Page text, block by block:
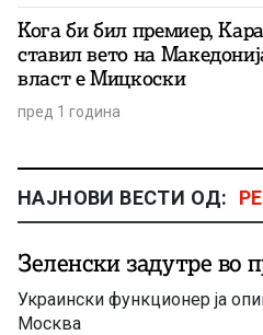
Кога би бил премиер,
ставил вето на
власт е Мицкоски
пред 1 година
НАЈНОВИ ВЕСТИ ОД:
Зеленски задутре во
Украински функционер ја
Москва